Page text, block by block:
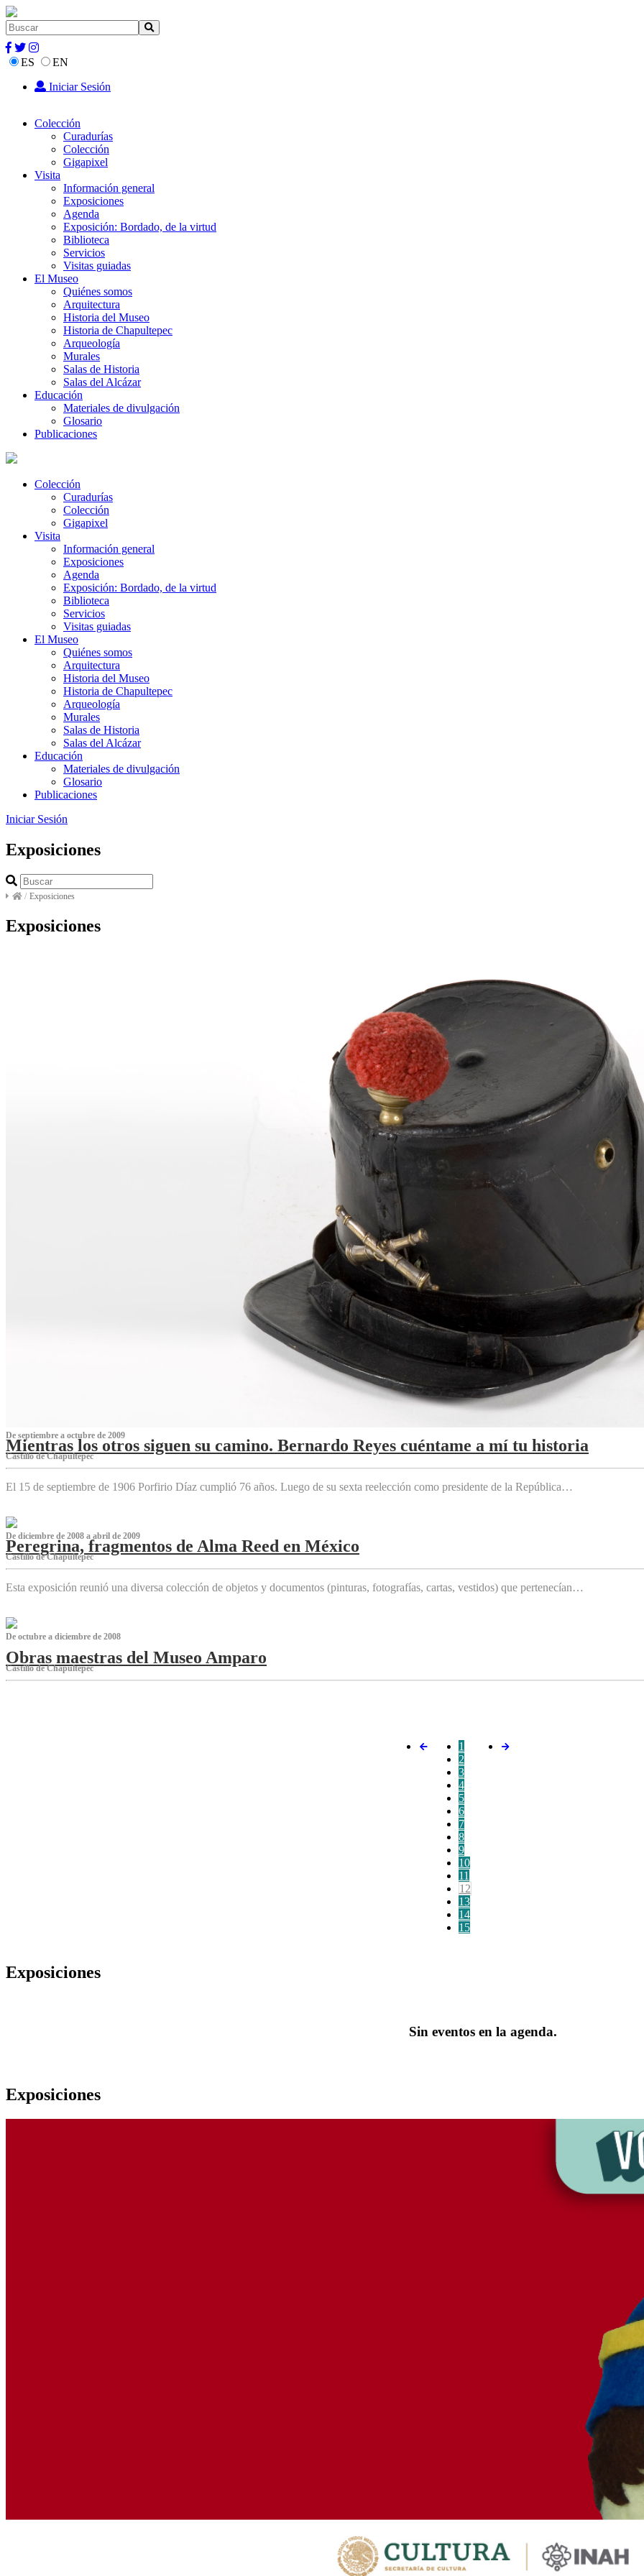
ES
EN
Iniciar Sesión
Colección
Curadurías
Colección
Gigapixel
Visita
Información general
Exposiciones
Agenda
Exposición: Bordado, de la virtud
Biblioteca
Servicios
Visitas guiadas
El Museo
Quiénes somos
Arquitectura
Historia del Museo
Historia de Chapultepec
Arqueología
Murales
Salas de Historia
Salas del Alcázar
Educación
Materiales de divulgación
Glosario
Publicaciones
Colección
Curadurías
Colección
Gigapixel
Visita
Información general
Exposiciones
Agenda
Exposición: Bordado, de la virtud
Biblioteca
Servicios
Visitas guiadas
El Museo
Quiénes somos
Arquitectura
Historia del Museo
Historia de Chapultepec
Arqueología
Murales
Salas de Historia
Salas del Alcázar
Educación
Materiales de divulgación
Glosario
Publicaciones
Iniciar Sesión
Exposiciones
/ Exposiciones
Exposiciones
De septiembre a octubre de 2009
Mientras los otros siguen su camino. Bernardo Reyes cuéntame a mí tu historia
Castillo de Chapultepec
El 15 de septiembre de 1906 Porfirio Díaz cumplió 76 años. Luego de su sexta reelección como presidente de la República…
De diciembre de 2008 a abril de 2009
Peregrina, fragmentos de Alma Reed en México
Castillo de Chapultepec
Esta exposición reunió una diversa colección de objetos y documentos (pinturas, fotografías, cartas, vestidos) que pertenecían…
De octubre a diciembre de 2008
Obras maestras del Museo Amparo
Castillo de Chapultepec
1
2
3
4
5
6
7
8
9
10
11
12
13
14
15
Exposiciones
Sin eventos en la agenda.
Exposiciones